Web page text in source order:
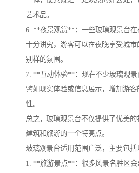
艺术品。
6. **夜景观赏**：一些玻璃观景台在
十分讲究，游客可以在夜晚享受城市
别样的氛围。
7. **互动体验**：现在不少玻璃观景
譬如现实体验或信息展示，增加游客
性。
总之，玻璃观景台不仅提供了优美
建筑和旅游的一个特亮点。
玻璃观景台适用范围广泛，主要包括
1. **旅游景点**：很多风景名胜区会